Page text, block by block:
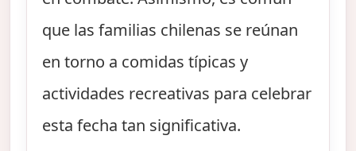
que las familias chilenas se reúnan
en torno a comidas típicas y
actividades recreativas para celebrar
esta fecha tan significativa.